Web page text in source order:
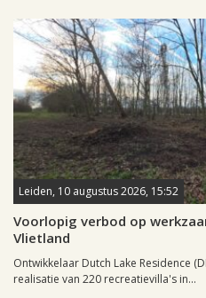
Leiden, 10 augustus 2026, 15:52
Voorlopig verbod op
Vlietland
Ontwikkelaar Dutch Lake Residence
realisatie van 220 recreatievilla's in...